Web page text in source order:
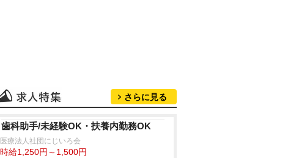
さらに見る
歯科助手/未経験OK・扶養内勤務OK
医療法人社団にじいろ会
時給1,250円～1,500円